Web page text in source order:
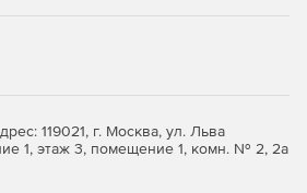
с источником.
различные форматы: MS Access, MS
119021, г. Москва, ул. Льва
1, этаж 3, помещение 1, комн. № 2, 2а